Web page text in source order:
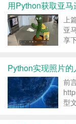
只
用Python获取亚
上
亚
享
Python实现照片
前
型